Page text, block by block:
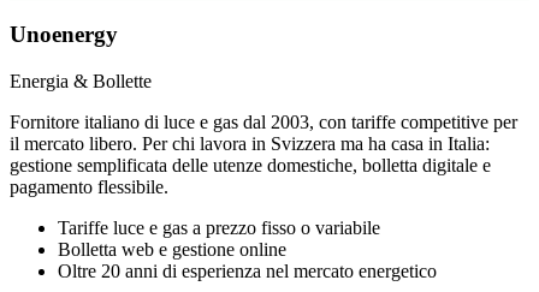
Unoenergy
Energia & Bollette
Fornitore italiano di luce e gas dal 2003, con tariffe competitive per
il mercato libero. Per chi lavora in Svizzera ma ha casa in Italia:
gestione semplificata delle utenze domestiche, bolletta digitale e
pagamento flessibile.
Tariffe luce e gas a prezzo fisso o variabile
Bolletta web e gestione online
Oltre 20 anni di esperienza nel mercato energetico